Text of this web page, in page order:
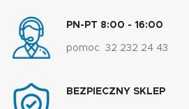
PN-PT 8:00 - 16:00
pomoc 32 232 24 43
BEZPIECZNY SKLEP